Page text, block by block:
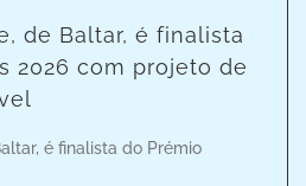
de Baltar, é finalista
2026 com projeto de
é finalista do Prémio